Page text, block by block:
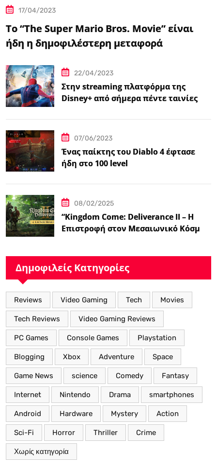
17/04/2023
Το “The Super Mario Bros. Movie” είναι
ήδη η δημοφιλέστερη μεταφορά
22/04/2023
Στην streaming πλατφόρμα της
Disney+ από σήμερα πέντε ταινίες
07/06/2023
Ένας παίκτης του Diablo 4 έφτασε
ήδη στο 100 level
08/02/2025
“Kingdom Come: Deliverance II – Η
Επιστροφή στον Μεσαιωνικό Κόσμο
Δημοφιλείς Κατηγορίες
Reviews Video Gaming Tech Movies
Tech Reviews Video Gaming Reviews
PC Games Console Games Playstation
Blogging Xbox Adventure Space
Game News science Comedy Fantasy
Internet Nintendo Drama smartphones
Android Hardware Mystery Action
Sci-Fi Horror Thriller Crime
Χωρίς κατηγορία